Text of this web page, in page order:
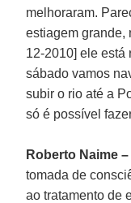
melhoraram.
estiagem grande,
12-2010] ele está
sábado vamos
subir o rio até a
só é possível
Roberto Naime –
tomada de
ao tratamento de